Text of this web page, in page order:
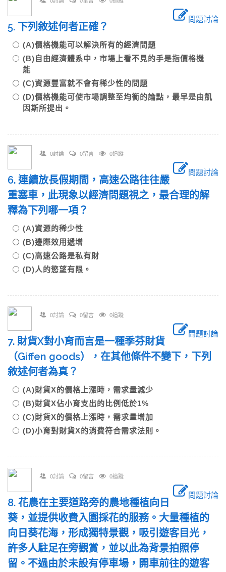
問題討論
5. 下列敘述何者正確？
(A)價格機能可以解決所有的經濟問題
(B)自由經濟體系中，市場上看不見的手是指價格機
能
(C)資源豐富就不會有稀少性的問題
(D)價格機能可使市場調整至均衡的論點，最早是由凱
因斯所提出。
0討論 0留言 0追蹤
問題討論
6. 連續放長假期間，高速公路往往嚴
重塞車，此現象以經濟問題視之，最合理的解
釋為下列哪一項？
(A)資源的稀少性
(B)邊際效用遞增
(C)高速公路是私有財
(D)人的慾望有限。
0討論 0留言 0追蹤
問題討論
7. 財貨X對小育而言是一種季芬財貨
（Giffen goods），在其他條件不變下，下列
敘述何者為真？
(A)財貨X的價格上漲時，需求量減少
(B)財貨X佔小育支出的比例低於1%
(C)財貨X的價格上漲時，需求量增加
(D)小育對財貨X的消費符合需求法則。
0討論 0留言 0追蹤
問題討論
8. 花農在主要道路旁的農地種植向日
葵，並提供收費入園採花的服務。大量種植的
向日葵花海，形成獨特景觀，吸引遊客目光，
許多人駐足在旁觀賞，並以此為背景拍照停
留。不過由於未設有停車場，開車前往的遊客